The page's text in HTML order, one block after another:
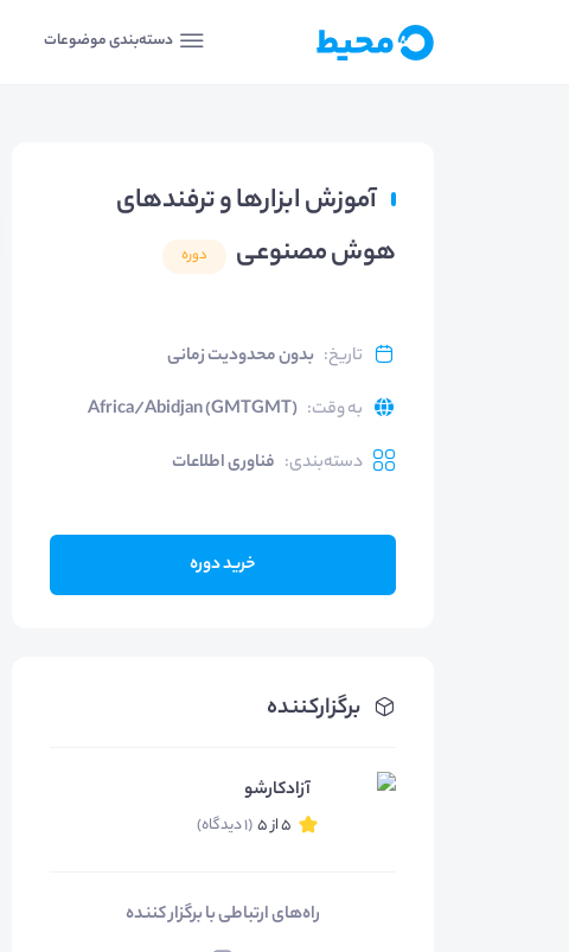
دسته‌بندی موضوعات
آموزش ابزارها و ترفندهای
هوش مصنوعی
دوره
تاریخ: بدون محدودیت زمانی
به وقت:
Africa/Abidjan (GMTGMT)
دسته‌بندی: فناوری اطلاعات
خرید دوره
برگزارکننده
آزادکارشو
5 از 5 (1 دیدگاه)
راه‌های ارتباطی با برگزار کننده